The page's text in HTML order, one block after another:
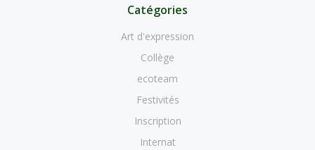
Catégories
Art d'expression
Collège
ecoteam
Festivités
Inscription
Internat